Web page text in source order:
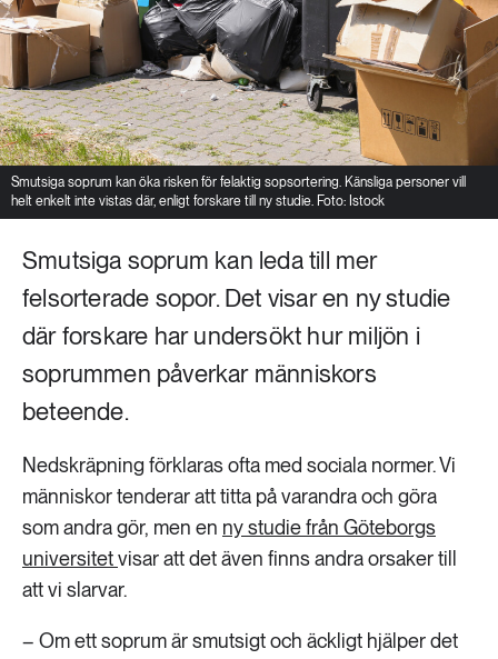
Smutsiga soprum kan öka risken för felaktig sopsortering. Känsliga personer vill
helt enkelt inte vistas där, enligt forskare till ny studie. Foto: Istock
Smutsiga soprum kan leda till mer
felsorterade sopor. Det visar en ny studie
där forskare har undersökt hur miljön i
soprummen påverkar människors
beteende.
Nedskräpning förklaras ofta med sociala normer. Vi
människor tenderar att titta på varandra och göra
som andra gör, men en ny studie från Göteborgs
universitetvisar att det även finns andra orsaker till
att vi slarvar.
– Om ett soprum är smutsigt och äckligt hjälper det